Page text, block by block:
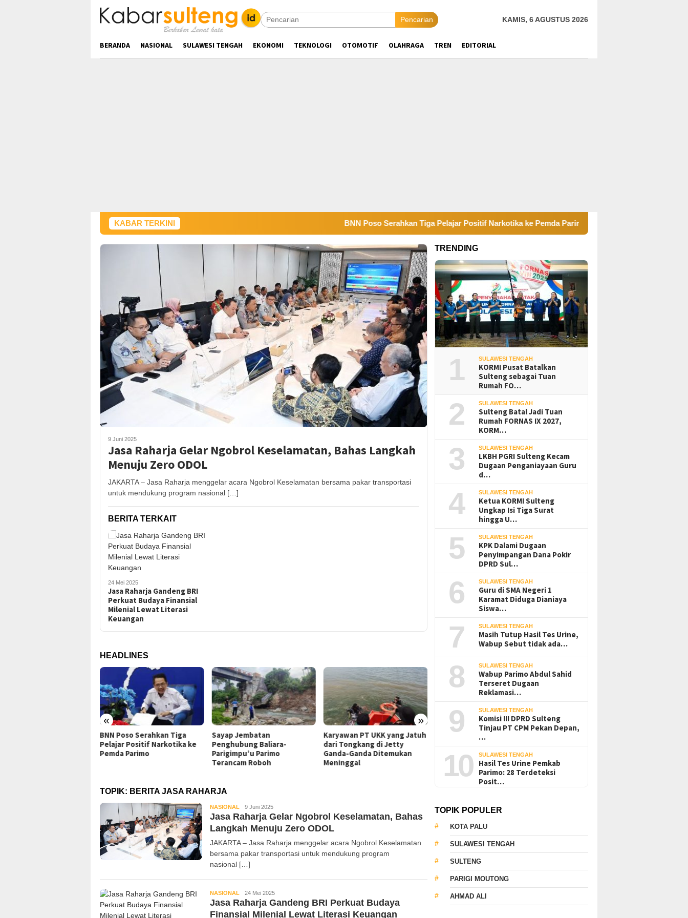
Pencarian KAMIS, 6 AGUSTUS 2026
BERANDA NASIONAL SULAWESI TENGAH EKONOMI TEKNOLOGI OTOMOTIF OLAHRAGA TREN EDITORIAL
KABAR TERKINI BNN Poso Serahkan Tiga Pelajar Positif Narkotika ke Pemda Parimo
9 Juni 2025
Jasa Raharja Gelar Ngobrol Keselamatan, Bahas Langkah
Menuju Zero ODOL
JAKARTA – Jasa Raharja menggelar acara Ngobrol Keselamatan bersama pakar transportasi
untuk mendukung program nasional […]
BERITA TERKAIT
24 Mei 2025
Jasa Raharja Gandeng BRI
Perkuat Budaya Finansial
Milenial Lewat Literasi
Keuangan
HEADLINES
« »
Sayap Jembatan
Penghubung Baliara-
Parigimpu’u Parimo
Karyawan PT UKK yang Jatuh
dari Tongkang di Jetty
Ganda-Ganda Ditemukan
Meninggal
Tiga Polres Terbaik Versi
Kapolri, Kapolres Parimo
Tegaskan Mutu Layanan
Karyawan PT UKK Dilaporkan
Ganda-Ganda-Morut
BNN Poso Serahkan Tiga
TOPIK: BERITA JASA RAHARJA
NASIONAL Kabar
Sulteng
9 Juni 2025
Jasa Raharja Gelar Ngobrol Keselamatan, Bahas
Langkah Menuju Zero ODOL
JAKARTA – Jasa Raharja menggelar acara Ngobrol Keselamatan
bersama pakar transportasi untuk mendukung program
nasional […]
NASIONAL Kabar
Sulteng
24 Mei 2025
Jasa Raharja Gandeng BRI Perkuat Budaya
Finansial Milenial Lewat Literasi Keuangan
TRENDING
1 SULAWESI TENGAH
KORMI Pusat Batalkan
Sulteng sebagai Tuan
Rumah FO…
2 SULAWESI TENGAH
Sulteng Batal Jadi Tuan
Rumah FORNAS IX 2027,
KORM…
3 SULAWESI TENGAH
LKBH PGRI Sulteng Kecam
Dugaan Penganiayaan Guru
d…
4 SULAWESI TENGAH
Ketua KORMI Sulteng
Ungkap Isi Tiga Surat
hingga U…
5 SULAWESI TENGAH
KPK Dalami Dugaan
Penyimpangan Dana Pokir
DPRD Sul…
6 SULAWESI TENGAH
Guru di SMA Negeri 1
Karamat Diduga Dianiaya
Siswa…
7 SULAWESI TENGAH
Masih Tutup Hasil Tes Urine,
Wabup Sebut tidak ada…
8 SULAWESI TENGAH
Wabup Parimo Abdul Sahid
Terseret Dugaan
Reklamasi…
9 SULAWESI TENGAH
Komisi III DPRD Sulteng
Tinjau PT CPM Pekan Depan,
…
10 SULAWESI TENGAH
Hasil Tes Urine Pemkab
Parimo: 28 Terdeteksi
Posit…
TOPIK POPULER
KOTA PALU
SULAWESI TENGAH
SULTENG
PARIGI MOUTONG
AHMAD ALI